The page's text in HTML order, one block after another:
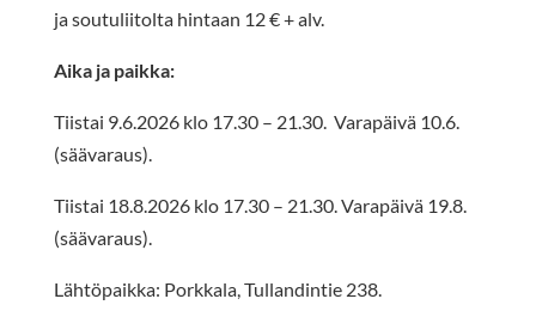
ja soutuliitolta hintaan 12 € + alv.
Aika ja paikka:
Tiistai 9.6.2026 klo 17.30 – 21.30. Varapäivä 10.6.
(säävaraus).
Tiistai 18.8.2026 klo 17.30 – 21.30. Varapäivä 19.8.
(säävaraus).
Lähtöpaikka: Porkkala, Tullandintie 238.